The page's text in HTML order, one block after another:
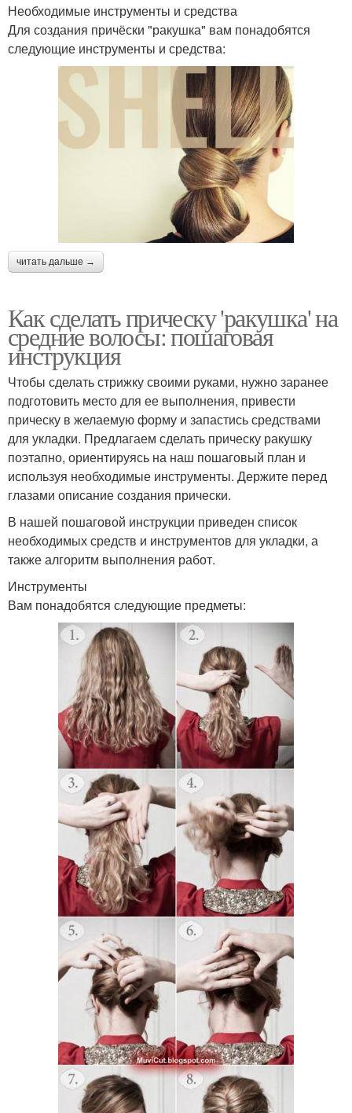
Необходимые инструменты и средства
Для создания причёски "ракушка" вам понадобятся
следующие инструменты и средства:
читать дальше →
Как сделать прическу 'ракушка' на
средние волосы: пошаговая
инструкция
Чтобы сделать стрижку своими руками, нужно заранее
подготовить место для ее выполнения, привести
прическу в желаемую форму и запастись средствами
для укладки. Предлагаем сделать прическу ракушку
поэтапно, ориентируясь на наш пошаговый план и
используя необходимые инструменты. Держите перед
глазами описание создания прически.
В нашей пошаговой инструкции приведен список
необходимых средств и инструментов для укладки, а
также алгоритм выполнения работ.
Инструменты
Вам понадобятся следующие предметы: